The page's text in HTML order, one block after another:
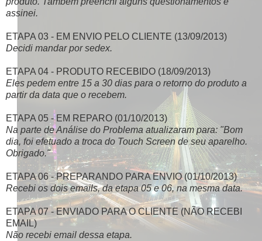
assinei.
ETAPA 03 - EM ENVIO PELO CLIENTE (13/09/2013)
Decidi mandar por sedex.
ETAPA 04 - PRODUTO RECEBIDO (18/09/2013)
Eles pedem entre 15 a 30 dias para o retorno do produto a
partir da data que o recebem.
ETAPA 05 - EM REPARO (01/10/2013)
Na parte de Análise do Problema atualizaram para: "Bom
dia, foi efetuado a troca do Touch Screen de seu aparelho.
Obrigado."
ETAPA 06 - PREPARANDO PARA ENVIO (01/10/2013)
Recebi os dois emails, da etapa 05 e 06, na mesma data.
ETAPA 07 - ENVIADO PARA O CLIENTE (NÃO RECEBI
EMAIL)
Não recebi email dessa etapa.